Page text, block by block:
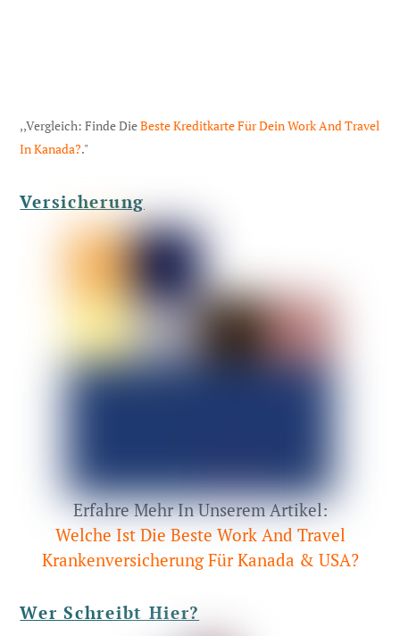
,,Vergleich: Finde DieBeste Kreditkarte Für Dein Work And Travel
In Kanada?."
Versicherung
Erfahre Mehr In Unserem Artikel:
Welche Ist Die Beste Work And Travel
Krankenversicherung Für Kanada & USA?
Wer Schreibt Hier?